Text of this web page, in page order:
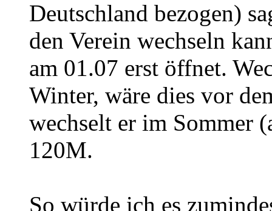
Deutschland bezogen)
den Verein wechseln
am 01.07 erst öffnet.
Winter, wäre dies vor
wechselt er im Sommer
120M.
So würde ich es